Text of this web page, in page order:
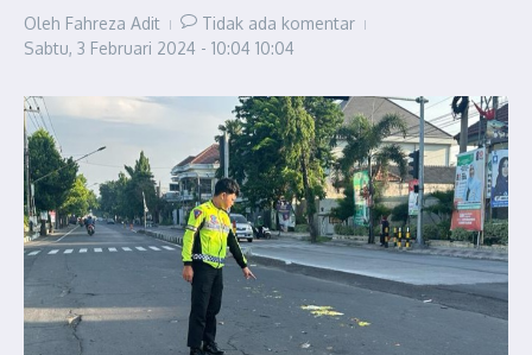
Oleh Fahreza Adit
Tidak ada komentar
Sabtu, 3 Februari 2024 - 10:04 10:04